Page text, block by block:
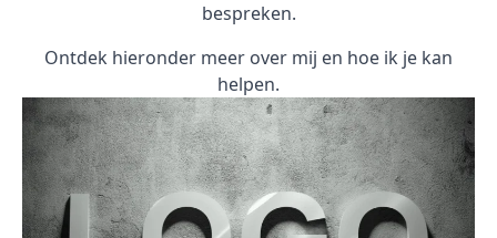
bespreken.
Ontdek hieronder meer over mij en hoe ik je kan
helpen.